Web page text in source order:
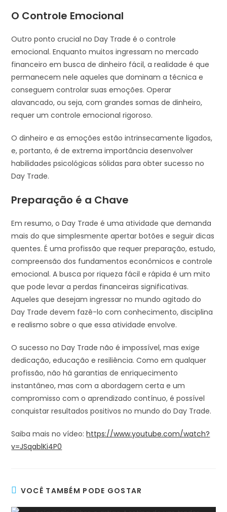
O Controle Emocional
Outro ponto crucial no Day Trade é o controle
emocional. Enquanto muitos ingressam no mercado
financeiro em busca de dinheiro fácil, a realidade é que
permanecem nele aqueles que dominam a técnica e
conseguem controlar suas emoções. Operar
alavancado, ou seja, com grandes somas de dinheiro,
requer um controle emocional rigoroso.
O dinheiro e as emoções estão intrinsecamente ligados,
e, portanto, é de extrema importância desenvolver
habilidades psicológicas sólidas para obter sucesso no
Day Trade.
Preparação é a Chave
Em resumo, o Day Trade é uma atividade que demanda
mais do que simplesmente apertar botões e seguir dicas
quentes. É uma profissão que requer preparação, estudo,
compreensão dos fundamentos econômicos e controle
emocional. A busca por riqueza fácil e rápida é um mito
que pode levar a perdas financeiras significativas.
Aqueles que desejam ingressar no mundo agitado do
Day Trade devem fazê-lo com conhecimento, disciplina
e realismo sobre o que essa atividade envolve.
O sucesso no Day Trade não é impossível, mas exige
dedicação, educação e resiliência. Como em qualquer
profissão, não há garantias de enriquecimento
instantâneo, mas com a abordagem certa e um
compromisso com o aprendizado contínuo, é possível
conquistar resultados positivos no mundo do Day Trade.
Saiba mais no vídeo:https://www.youtube.com/watch?
v=JSqablKi4P0
VOCÊ TAMBÉM PODE GOSTAR